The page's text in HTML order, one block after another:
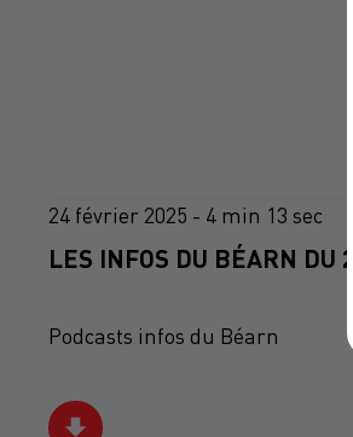
24 février 2025 - 4 min 13 sec
LES INFOS DU BÉARN DU
Podcasts infos du Béarn